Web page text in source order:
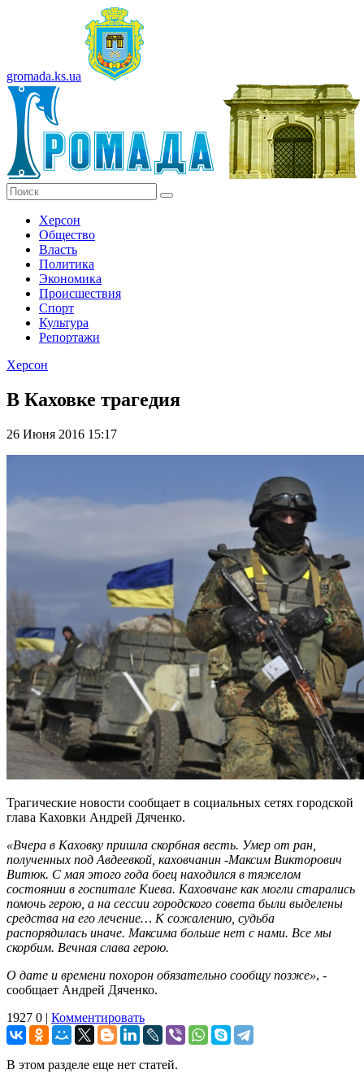
gromada.ks.ua
Херсон
Общество
Власть
Политика
Экономика
Происшествия
Спорт
Культура
Репортажи
Херсон
В Каховке трагедия
26 Июня 2016 15:17
Трагические новости сообщает в социальных сетях городской
глава Каховки Андрей Дяченко.
«Вчера в Каховку пришла скорбная весть. Умер от ран,
полученных под Авдеевкой, каховчанин -Максим Викторович
Витюк. С мая этого года боец находился в тяжелом
состоянии в госпитале Киева. Каховчане как могли старались
помочь герою, а на сессии городского совета были выделены
средства на его лечение… К сожалению, судьба
распорядилась иначе. Максима больше нет с нами. Все мы
скорбим. Вечная слава герою.
О дате и времени похорон обязательно сообщу позже», -
сообщает Андрей Дяченко.
1927 0 | Комментировать
В этом разделе еще нет статей.